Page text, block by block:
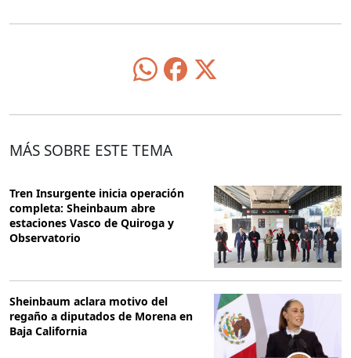
MÁS SOBRE ESTE TEMA
Tren Insurgente inicia operación
completa: Sheinbaum abre
estaciones Vasco de Quiroga y
Observatorio
Sheinbaum aclara motivo del
regaño a diputados de Morena en
Baja California